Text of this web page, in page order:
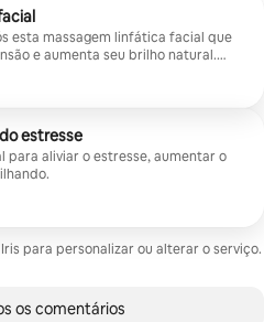
esta massagem linfática facial que
e aumenta seu brilho natural.
Drenagem linfática
estresse. Localizado em
holística #spa #relaxamento
estresse
para aliviar o estresse, aumentar o
para personalizar ou alterar o serviço.
um total de 1 avaliação
a cura holística,
em frente com
os comentários